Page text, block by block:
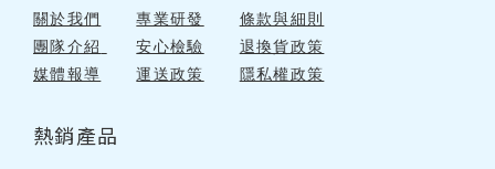
關於我們 專業研發
條款與細則
團隊介紹
安心檢驗
退換貨政策
媒體報導
運送政策 隱私權政策
熱銷產品